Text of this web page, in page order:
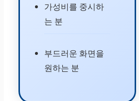
가성비를 중시하
는 분
부드러운 화면을
원하는 분